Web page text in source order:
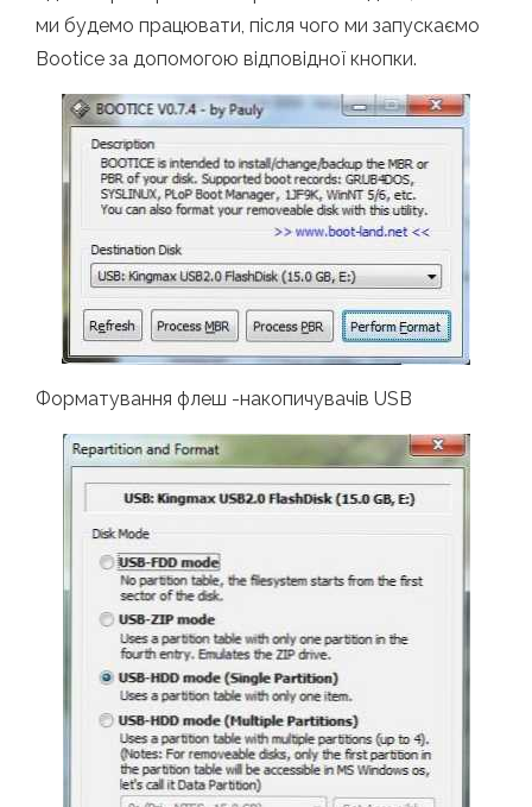
ми будемо працювати, після чого ми запускаємо
Bootice за допомогою відповідної кнопки.
Форматування флеш -накопичувачів USB